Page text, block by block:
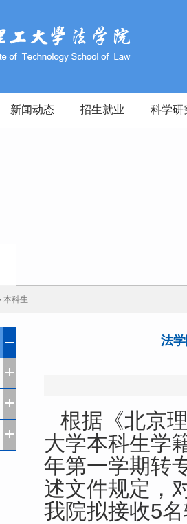
新闻动态 招生就业 科学研
本科生
法
根据《北京
大学本科生学
年第一学期转
述文件规定，
我院拟接收5